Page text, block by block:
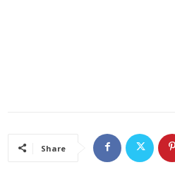
Share